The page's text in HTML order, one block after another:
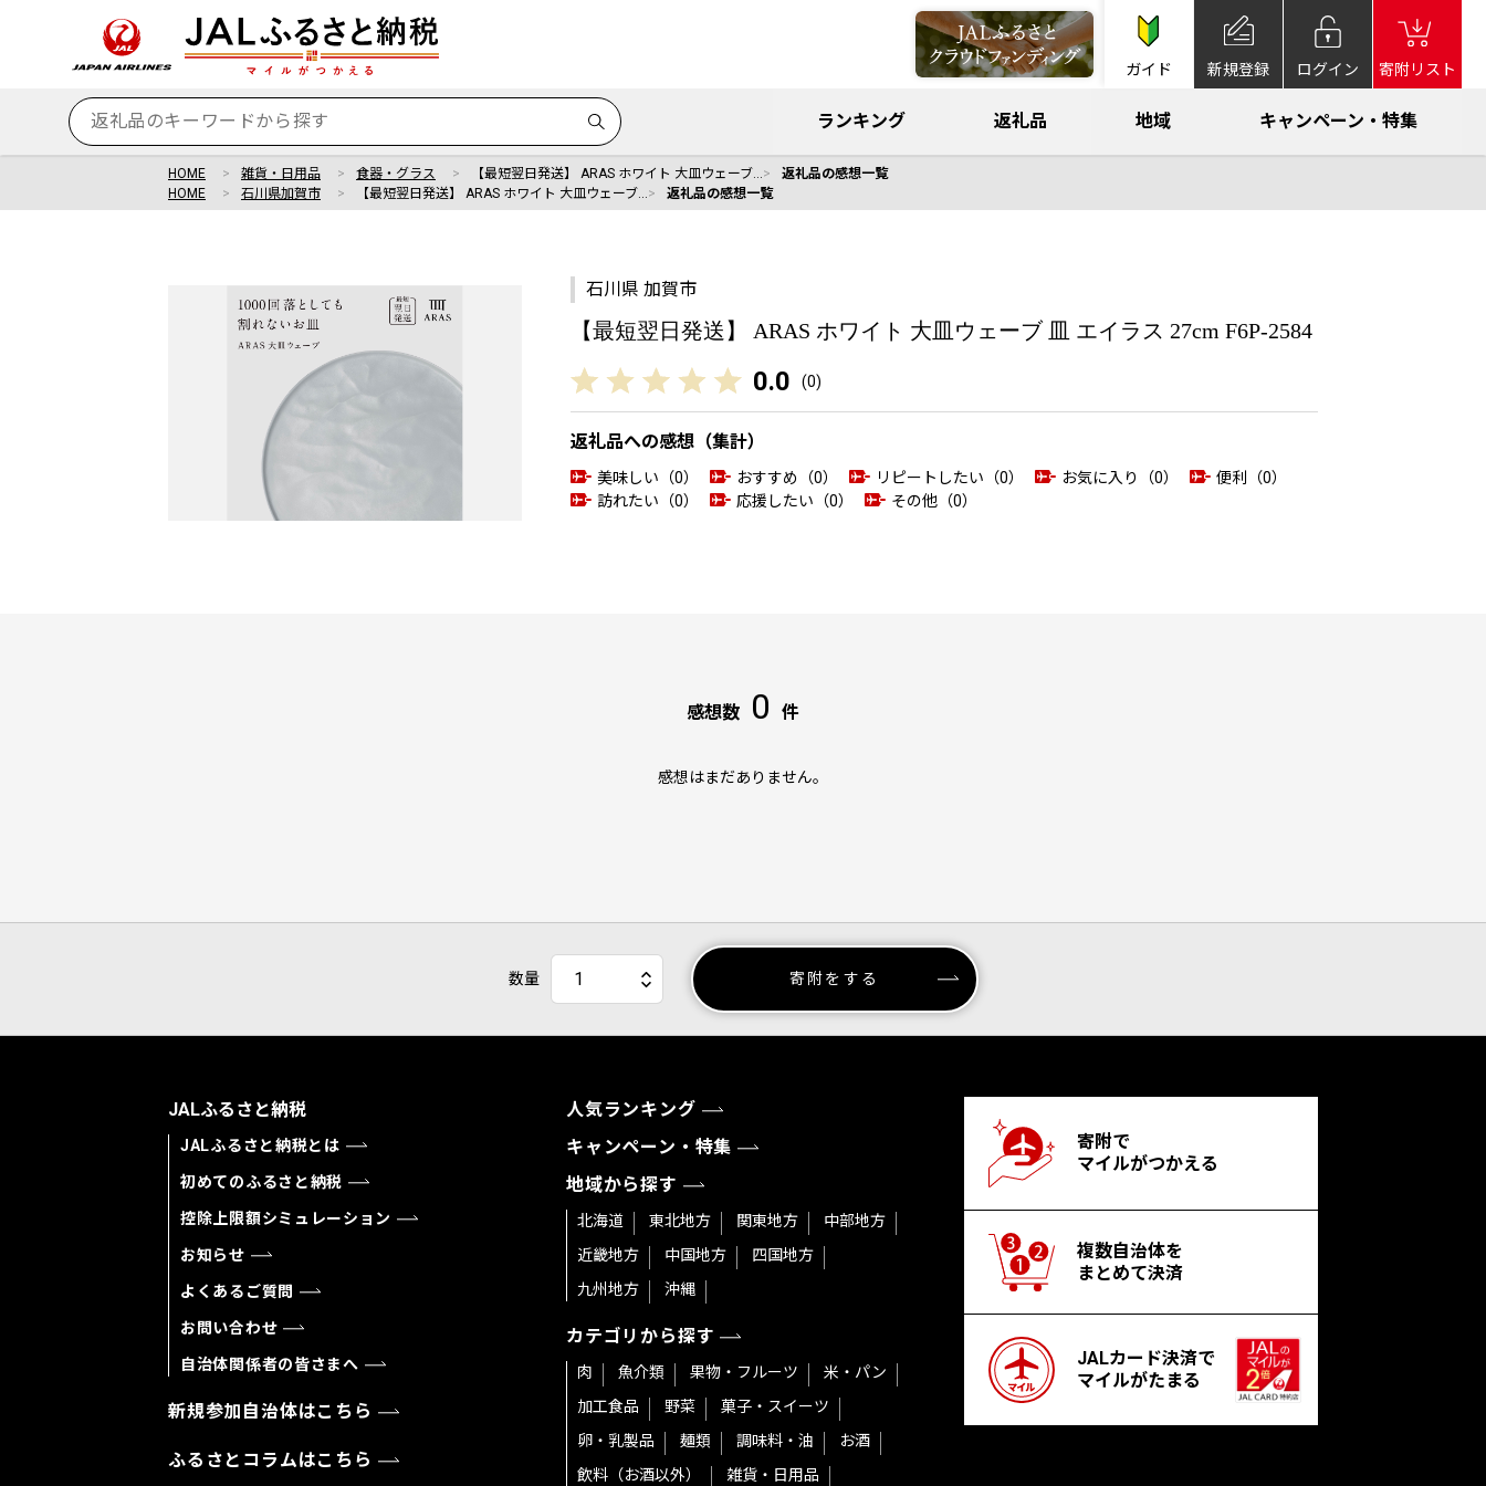
ガイド 新規登録 ログイン 寄附リスト
ランキング 返礼品 地域 キャンペーン・特集
HOME 雑貨・日用品 食器・グラス 【最短翌日発送】 ARAS ホワイト 大皿ウェーブ…
返礼品の感想一覧
HOME
石川県加賀市 【最短翌日発送】 ARAS ホワイト 大皿ウェーブ… 返礼品の感想一覧
石川県 加賀市
【最短翌日発送】 ARAS ホワイト 大皿ウェーブ 皿 エイラス 27cm F6P-2584
0.0 (0)
返礼品への感想（集計）
美味しい（0） おすすめ（0） リピートしたい（0） お気に入り（0）
便利（0）
訪れたい（0）
応援したい（0） その他（0）
感想数 0 件
感想はまだありません。
数量 寄附をする
JALふるさと納税
JALふるさと納税とは
初めてのふるさと納税
控除上限額シミュレーション
お知らせ
よくあるご質問
お問い合わせ
自治体関係者の皆さまへ
新規参加自治体はこちら
ふるさとコラムはこちら
人気ランキング
キャンペーン・特集
地域から探す
北海道 東北地方 関東地方
中部地方
近畿地方
中国地方
四国地方
九州地方
沖縄
カテゴリから探す
肉 魚介類 果物・フルーツ
米・パン
加工食品
野菜
菓子・スイーツ
卵・乳製品
麺類 調味料・油
お酒
飲料（お酒以外）
雑貨・日用品
寄附で
マイルがつかえる
複数自治体を
まとめて決済
JALカード決済で
マイルがたまる